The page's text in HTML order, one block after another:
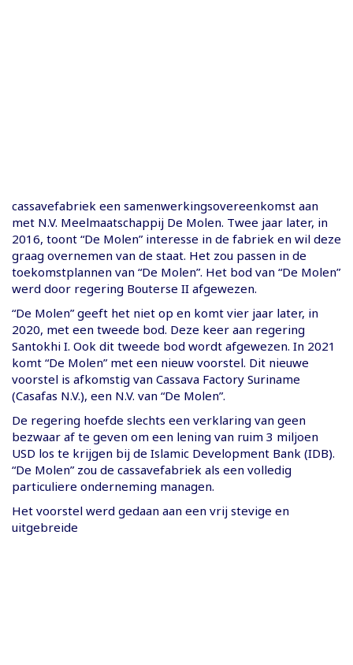
cassavefabriek een samenwerkingsovereenkomst aan
met N.V. Meelmaatschappij De Molen. Twee jaar later, in
2016, toont “De Molen” interesse in de fabriek en wil deze
graag overnemen van de staat. Het zou passen in de
toekomstplannen van “De Molen”. Het bod van “De Molen”
werd door regering Bouterse II afgewezen.
“De Molen” geeft het niet op en komt vier jaar later, in
2020, met een tweede bod. Deze keer aan regering
Santokhi I. Ook dit tweede bod wordt afgewezen. In 2021
komt “De Molen” met een nieuw voorstel. Dit nieuwe
voorstel is afkomstig van Cassava Factory Suriname
(Casafas N.V.), een N.V. van “De Molen”.
De regering hoefde slechts een verklaring van geen
bezwaar af te geven om een lening van ruim 3 miljoen
USD los te krijgen bij de Islamic Development Bank (IDB).
“De Molen” zou de cassavefabriek als een volledig
particuliere onderneming managen.
Het voorstel werd gedaan aan een vrij stevige en
uitgebreide